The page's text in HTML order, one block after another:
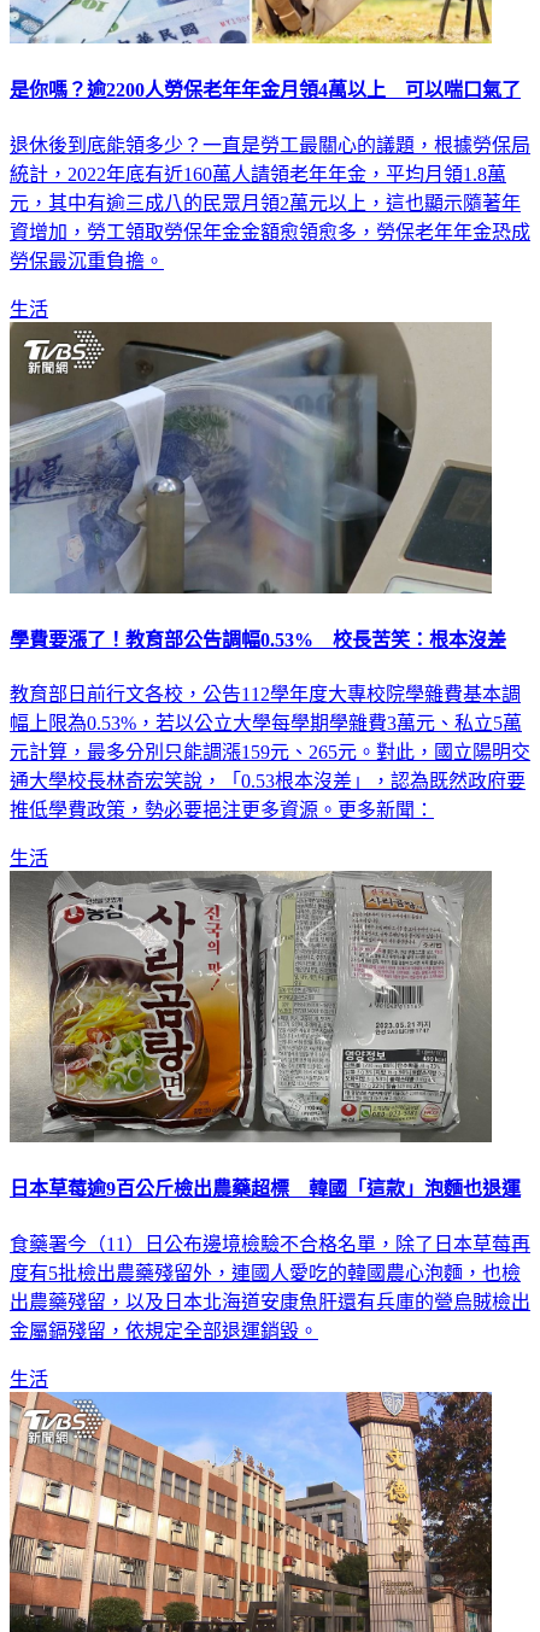
是你嗎？逾2200人勞保老年年金月領4萬以上 可以喘口氣了
退休後到底能領多少？一直是勞工最關心的議題，根據勞保局
統計，2022年底有近160萬人請領老年年金，平均月領1.8萬
元，其中有逾三成八的民眾月領2萬元以上，這也顯示隨著年
資增加，勞工領取勞保年金金額愈領愈多，勞保老年年金恐成
勞保最沉重負擔。
生活
學費要漲了！教育部公告調幅0.53% 校長苦笑：根本沒差
教育部日前行文各校，公告112學年度大專校院學雜費基本調
幅上限為0.53%，若以公立大學每學期學雜費3萬元、私立5萬
元計算，最多分別只能調漲159元、265元。對此，國立陽明交
通大學校長林奇宏笑說，「0.53根本沒差」，認為既然政府要
推低學費政策，勢必要挹注更多資源。更多新聞：
生活
日本草莓逾9百公斤檢出農藥超標 韓國「這款」泡麵也退運
食藥署今（11）日公布邊境檢驗不合格名單，除了日本草莓再
度有5批檢出農藥殘留外，連國人愛吃的韓國農心泡麵，也檢
出農藥殘留，以及日本北海道安康魚肝還有兵庫的營烏賊檢出
金屬鎘殘留，依規定全部退運銷毀。
生活